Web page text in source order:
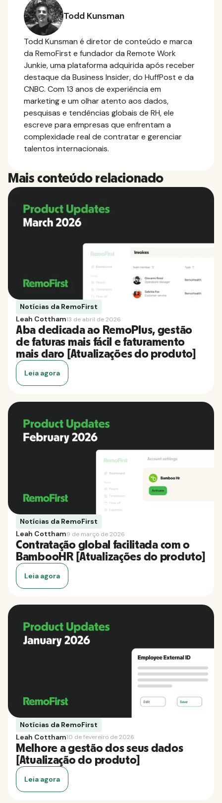
Todd Kunsman
Todd Kunsman é diretor de conteúdo e marca
da RemoFirst e fundador da Remote Work
Junkie, uma plataforma adquirida após receber
destaque da Business Insider, do HuffPost e da
CNBC. Com 13 anos de experiência em
marketing e um olhar atento aos dados,
pesquisas e tendências globais de RH, ele
escreve para empresas que enfrentam a
complexidade real de contratar e gerenciar
talentos internacionais.
Mais conteúdo relacionado
Notícias da RemoFirst
Leah Cottham13 de abril de 2026
Aba dedicada ao RemoPlus, gestão
de faturas mais fácil e faturamento
mais claro [Atualizações do produto]
Leia agora
Notícias da RemoFirst
Leah Cottham9 de março de 2026
Contratação global facilitada com o
BambooHR [Atualizações do produto]
Leia agora
Notícias da RemoFirst
Leah Cottham10 de fevereiro de 2026
Melhore a gestão dos seus dados
[Atualização do produto]
Leia agora